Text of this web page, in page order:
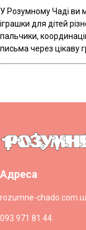
У Розумному Чаді ви
іграшки для дітей
пальчики,
письма через цікаву
Адреса
rozumne-
093 971 81 44